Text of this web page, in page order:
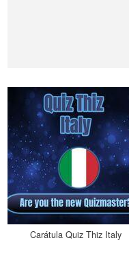
Carátula Quiz Thiz Italy